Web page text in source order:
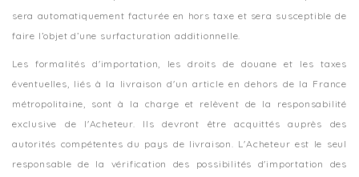
sera automatiquement facturée en hors taxe et sera susceptible de
faire l’objet d’une surfacturation additionnelle.
Les formalités d'importation, les droits de douane et les taxes
éventuelles, liés à la livraison d'un article en dehors de la France
métropolitaine, sont à la charge et relèvent de la responsabilité
exclusive de l'Acheteur. Ils devront être acquittés auprès des
autorités compétentes du pays de livraison. L'Acheteur est le seul
responsable de la vérification des possibilités d'importation des